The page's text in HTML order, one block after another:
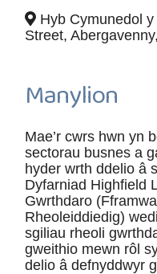
Hyb Cymunedol
Street,
Manylion
Mae’r cwrs hwn yn
sectorau busnes a
hyder wrth ddelio â
Dyfarniad Highfield
Gwrthdaro
Rheoleiddiedig)
sgiliau rheoli
gweithio mewn rôl
delio â defnyddwyr